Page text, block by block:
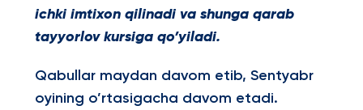
ichki imtixon qilinadi va shunga qarab
tayyorlov kursiga qo’yiladi.
Qabullar maydan davom etib, Sentyabr
oyining o’rtasigacha davom etadi.